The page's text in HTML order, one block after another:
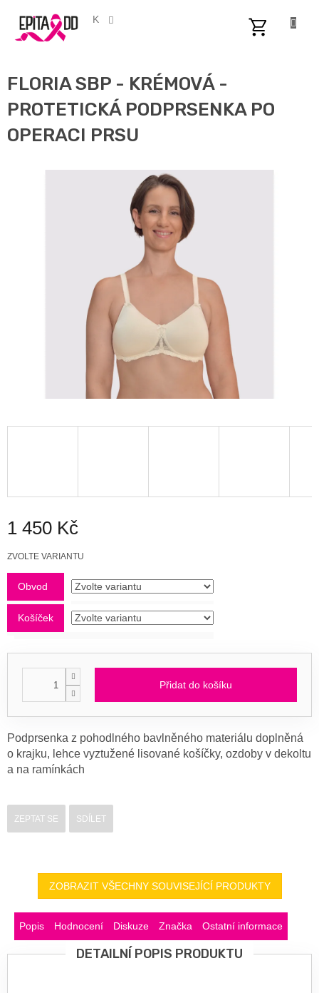
obsah
CZK
FLORIA SBP - KRÉMOVÁ -
PROTETICKÁ PODPRSENKA PO
OPERACI PRSU
1 450 Kč
Měrná
ZVOLTE VARIANTU
Obvod
Košíček
Přidat do košíku
Podprsenka z pohodlného bavlněného materiálu doplněná
o krajku, lehce vyztužené lisované košíčky, ozdoby v dekoltu
a na ramínkách
ZEPTAT SE SDÍLET
ZOBRAZIT VŠECHNY SOUVISEJÍCÍ PRODUKTY
Popis Hodnocení Diskuze Značka Ostatní informace
DETAILNÍ POPIS PRODUKTU